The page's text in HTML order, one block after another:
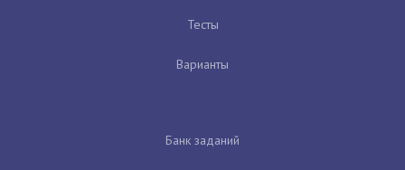
Тесты
Варианты
Банк заданий